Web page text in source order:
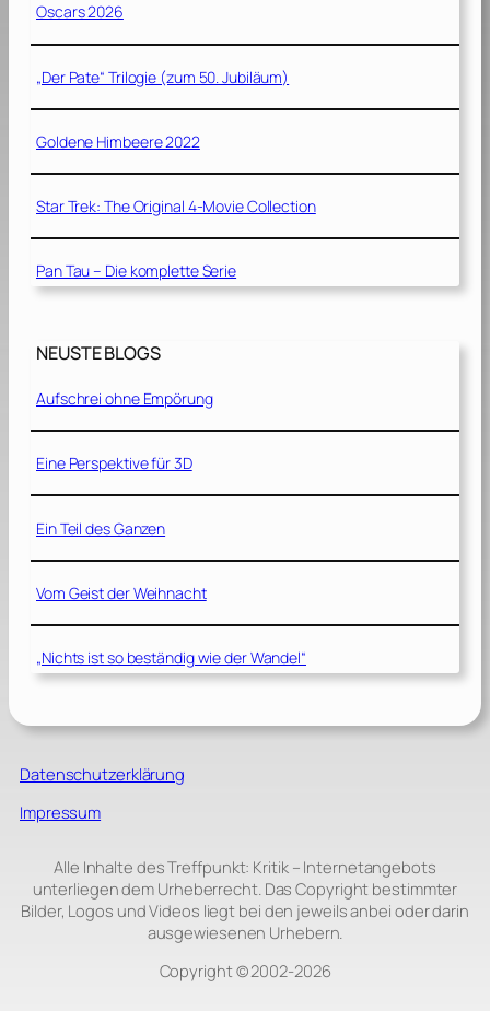
Oscars 2026
„Der Pate“ Trilogie (zum 50. Jubiläum)
Goldene Himbeere 2022
Star Trek: The Original 4-Movie Collection
Pan Tau – Die komplette Serie
NEUSTE BLOGS
Aufschrei ohne Empörung
Eine Perspektive für 3D
Ein Teil des Ganzen
Vom Geist der Weihnacht
„Nichts ist so beständig wie der Wandel“
Datenschutzerklärung
Impressum
Alle Inhalte des Treffpunkt: Kritik – Internetangebots
unterliegen dem Urheberrecht. Das Copyright bestimmter
Bilder, Logos und Videos liegt bei den jeweils anbei oder darin
ausgewiesenen Urhebern.
Copyright © 2002‑2026